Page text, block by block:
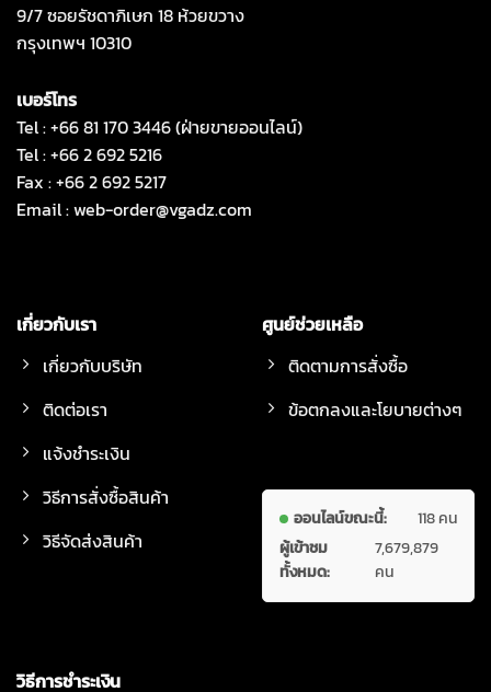
9/7 ซอยรัชดาภิเษก 18 ห้วยขวาง
กรุงเทพฯ 10310
เบอร์โทร
Tel : +66 81 170 3446 (ฝ่ายขายออนไลน์)
Tel : +66 2 692 5216
Fax : +66 2 692 5217
Email :web-order@vgadz.com
เกี่ยวกับเรา
เกี่ยวกับบริษัท
ติดต่อเรา
แจ้งชำระเงิน
วิธีการสั่งซื้อสินค้า
วิธีจัดส่งสินค้า
ศูนย์ช่วยเหลือ
ติดตามการสั่งซื้อ
ข้อตกลงและโยบายต่างๆ
ออนไลน์ขณะนี้:
118 คน
ผู้เข้าชม
ทั้งหมด:
7,679,879
คน
วิธีการชำระเงิน